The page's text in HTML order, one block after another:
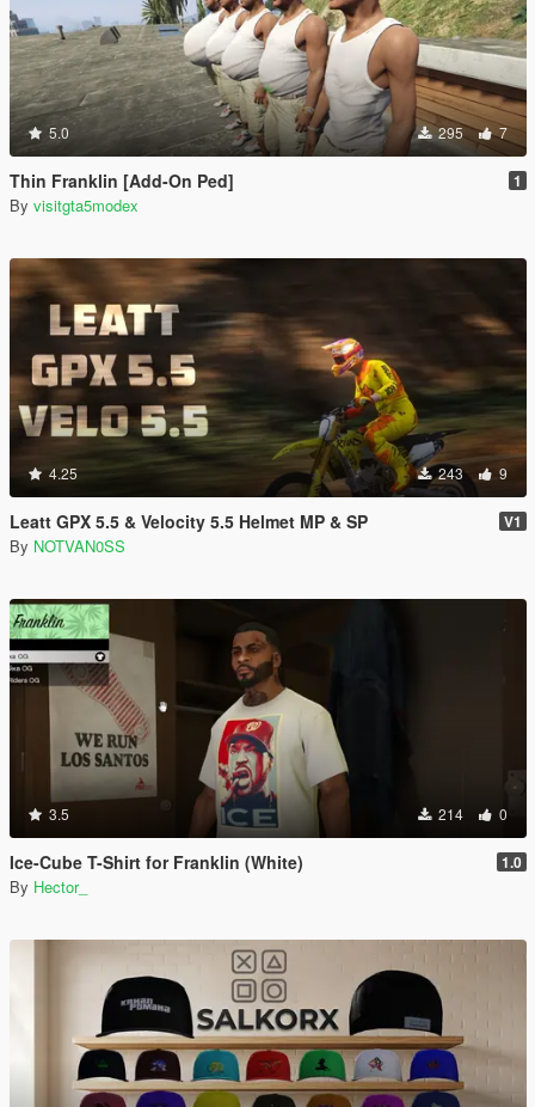
5.0 295 7
Thin Franklin [Add-On Ped] 1
By visitgta5modex
4.25 243 9
Leatt GPX 5.5 & Velocity 5.5 Helmet MP & SP V1
By NOTVAN0SS
3.5 214 0
Ice-Cube T-Shirt for Franklin (White) 1.0
By Hector_